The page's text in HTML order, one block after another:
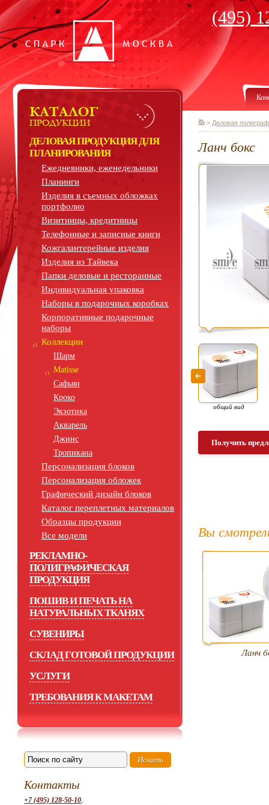
(495)
ДЕЛОВАЯ ПРОДУКЦИЯ ДЛЯ
ПЛАНИРОВАНИЯ
Ежедневники, еженедельники
Планинги
Изделия в съемных обложках
портфолио
Визитницы, кредитницы
Телефонные и записные книги
Кожгалантерейные изделия
Изделия из Тайвека
Папки деловые и ресторанные
Индивидуальная упаковка
Наборы в подарочных коробках
Корпоративные подарочные
наборы
Коллекции
Шарм
Matisse
Сафьян
Кроко
Экзотика
Акварель
Джинс
Тропикана
Персонализация блоков
Персонализация обложек
Графический дизайн блоков
Каталог переплетных материалов
Образцы продукции
Все модели
РЕКЛАМНО-
ПОЛИГРАФИЧЕСКАЯ
ПРОДУКЦИЯ
ПОШИВ И ПЕЧАТЬ НА
НАТУРАЛЬНЫХ ТКАНЯХ
СУВЕНИРЫ
СКЛАД ГОТОВОЙ ПРОДУКЦИИ
УСЛУГИ
ТРЕБОВАНИЯ К МАКЕТАМ
Контакты
+7 (495) 128-50-10,
> Деловая
Ланч бокс
общий вид
Получить
Вы
Ланч